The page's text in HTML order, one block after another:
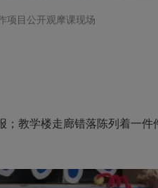
项目公开观摩课现场
教学楼走廊错落陈列着一件